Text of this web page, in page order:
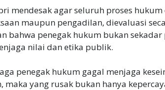
mendesak agar seluruh proses
maupun pengadilan, dievaluasi
bahwa penegak hukum bukan
nilai dan etika publik.
penegak hukum gagal menjaga
maka yang rusak bukan hanya